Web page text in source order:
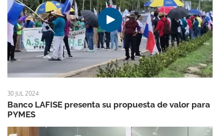
30 JUL 2024
Banco LAFISE presenta su propuesta de valor para
PYMES